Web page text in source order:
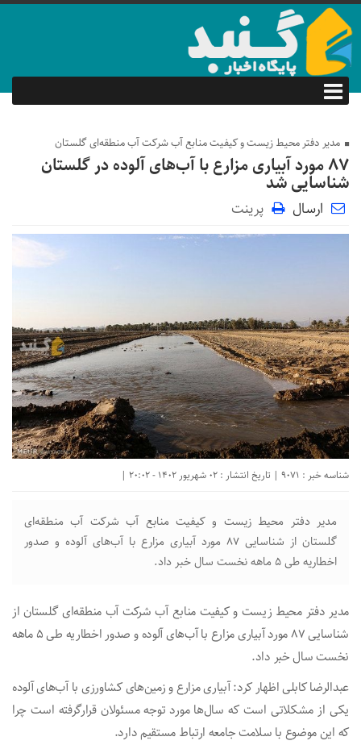
مدیر دفتر محیط زیست و کیفیت منابع آب شرکت آب منطقه‌ای گلستان
۸۷ مورد آبیاری مزارع با آب‌های آلوده در گلستان
شناسایی شد
ارسال پرینت
شناسه خبر : 9071 | تاریخ انتشار : 02 شهریور 1402 - 20:02 |
مدیر دفتر محیط زیست و کیفیت منابع آب شرکت آب منطقه‌ای
گلستان از شناسایی ۸۷ مورد آبیاری مزارع با آب‌های آلوده و صدور
اخطاریه طی ۵ ماهه نخست سال خبر داد.
مدیر دفتر محیط زیست و کیفیت منابع آب شرکت آب منطقه‌ای گلستان از
شناسایی ۸۷ مورد آبیاری مزارع با آب‌های آلوده و صدور اخطاریه طی ۵ ماهه
نخست سال خبر داد.
عبدالرضا کابلی اظهار کرد: آبیاری مزارع و زمین‌های کشاورزی با آب‌های آلوده
یکی از مشکلاتی است که سال‌ها مورد توجه مسئولان قرارگرفته است چرا
که این موضوع با سلامت جامعه ارتباط مستقیم دارد.